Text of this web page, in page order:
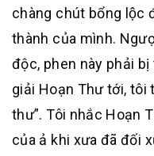
chàng chút bổng lộc
thành của mình.
độc, phen này phải
giải Hoạn Thư tới, tôi
thư”. Tôi nhắc Hoạn
của ả khi xưa đã đối